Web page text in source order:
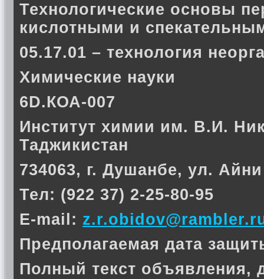
Технологические основы
кислотными и
05.17.01 – технология
Химические науки
6D.КОА-007
Институт химии им. В.И.
Таджикистан
734063, г. Душанбе, ул.
Тел: (922 37) 2-25-80-95
E-mail:
Предполагаемая дата
Полный текст объявления,